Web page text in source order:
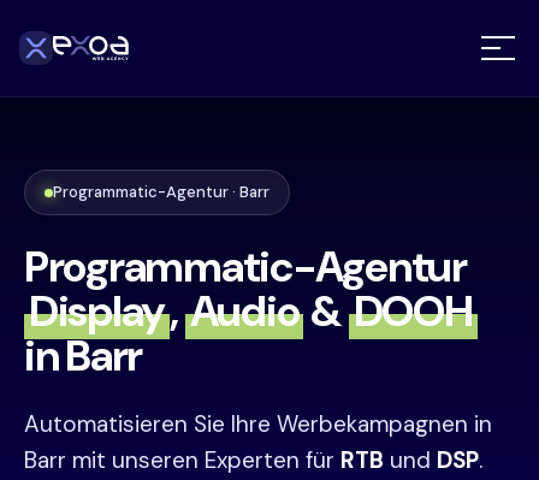
Programmatic-Agentur · Barr
Programmatic-Agentur
Display, Audio & DOOH
in Barr
Automatisieren Sie Ihre Werbekampagnen in
Barr mit unseren Experten für RTB und DSP.